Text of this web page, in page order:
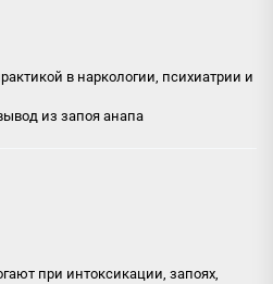
в наркологии, психиатрии и
из запоя анапа
при интоксикации, запоях,